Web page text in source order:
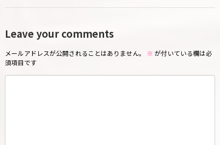
Leave your comments
メールアドレスが公開されることはありません。 ※ が付いている欄は必
須項目です